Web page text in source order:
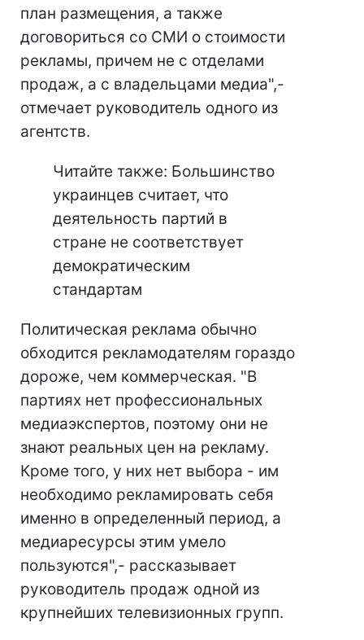
план размещения, а также
договориться со СМИ о стоимости
рекламы, причем не с отделами
продаж, а с владельцами медиа",-
отмечает руководитель одного из
агентств.
Читайте также: Большинство
украинцев считает, что
деятельность партий в
стране не соответствует
демократическим
стандартам
Политическая реклама обычно
обходится рекламодателям гораздо
дороже, чем коммерческая. "В
партиях нет профессиональных
медиаэкспертов, поэтому они не
знают реальных цен на рекламу.
Кроме того, у них нет выбора - им
необходимо рекламировать себя
именно в определенный период, а
медиаресурсы этим умело
пользуются",- рассказывает
руководитель продаж одной из
крупнейших телевизионных групп.